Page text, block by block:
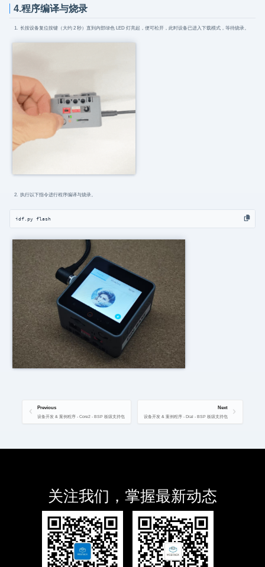
4.程序编译与烧录
长按设备复位按键（大约 2 秒）直到内部绿色 LED 灯亮起，便可松开，此时设备已进入下载模式，等待烧录。
执行以下指令进行程序编译与烧录。
idf.py flash
Previous
设备开发 & 案例程序 - Core2 - BSP 板级支持包
Next
设备开发 & 案例程序 - Dial - BSP 板级支持包
关注我们，掌握最新动态